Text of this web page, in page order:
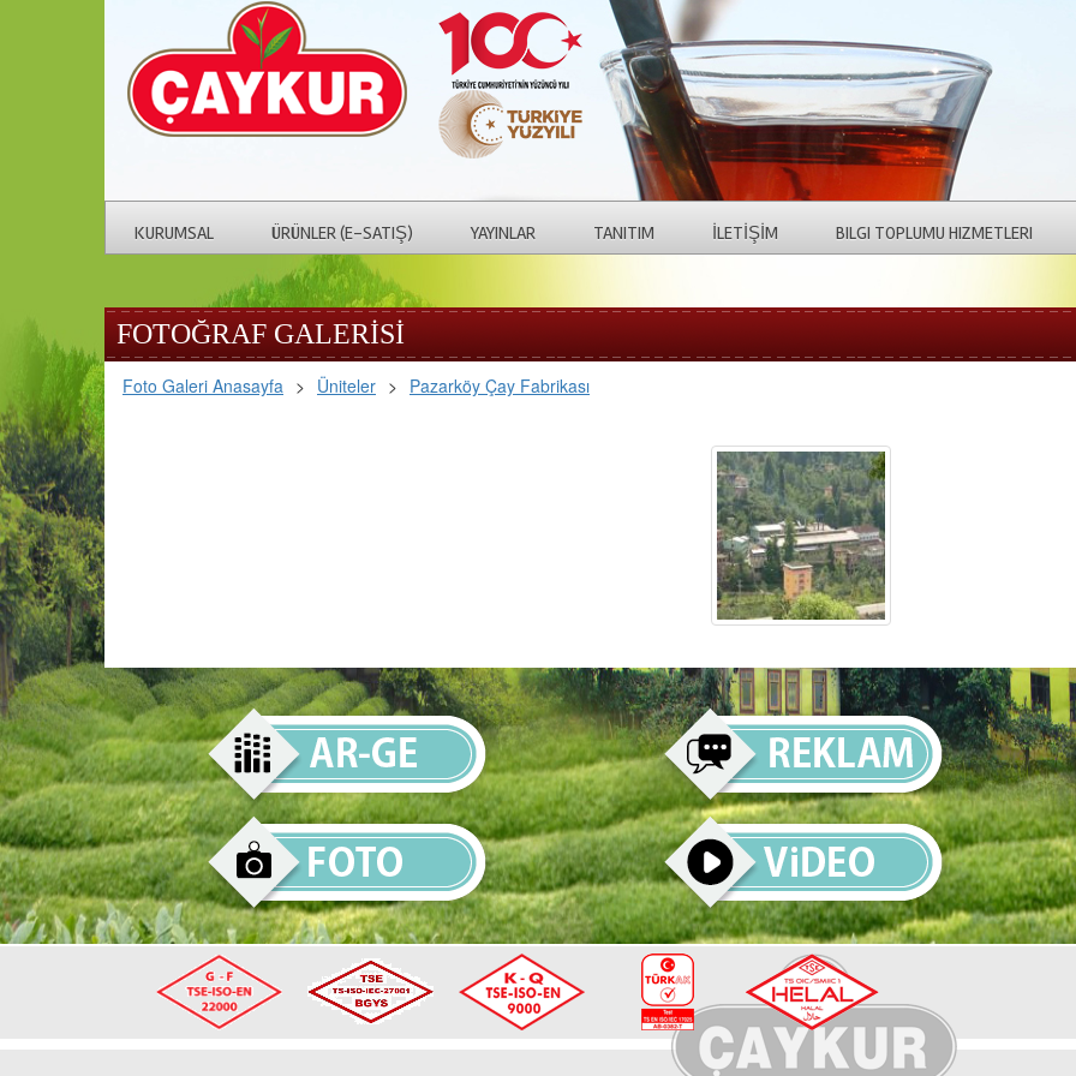
KURUMSAL ÜRÜNLER (E-SATIŞ) YAYINLAR TANITIM İLETİŞİM BILGI TOPLUMU HIZMETLERI
FOTOĞRAF GALERİSİ
Foto Galeri Anasayfa > Üniteler > Pazarköy Çay Fabrikası